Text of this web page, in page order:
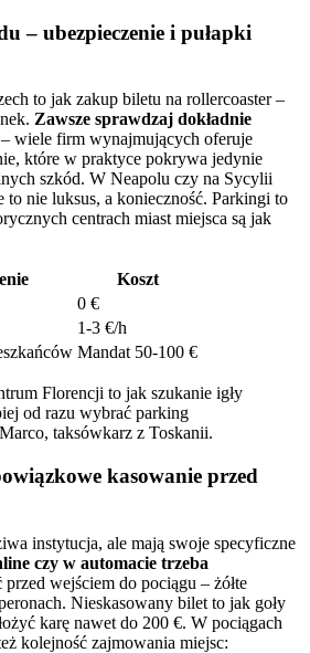
– ubezpieczenie i pułapki
to jak zakup biletu na rollercoaster –
Zawsze sprawdzaj dokładnie
– wiele firm wynajmujących oferuje
które w praktyce pokrywa jedynie
szkód. W Neapolu czy na Sycylii
to nie luksus, a konieczność. Parkingi to
centrach miast miejsca są jak
Koszt
0 €
1-3 €/h
Mandat 50-100 €
Florencji to jak szukanie igły
od razu wybrać parking
taksówkarz z Toskanii.
kasowanie przed
instytucja, ale mają swoje specyficzne
czy w automacie trzeba
przed wejściem do pociągu – żółte
Nieskasowany bilet to jak goły
karę nawet do 200 €. W pociągach
kolejność zajmowania miejsc: